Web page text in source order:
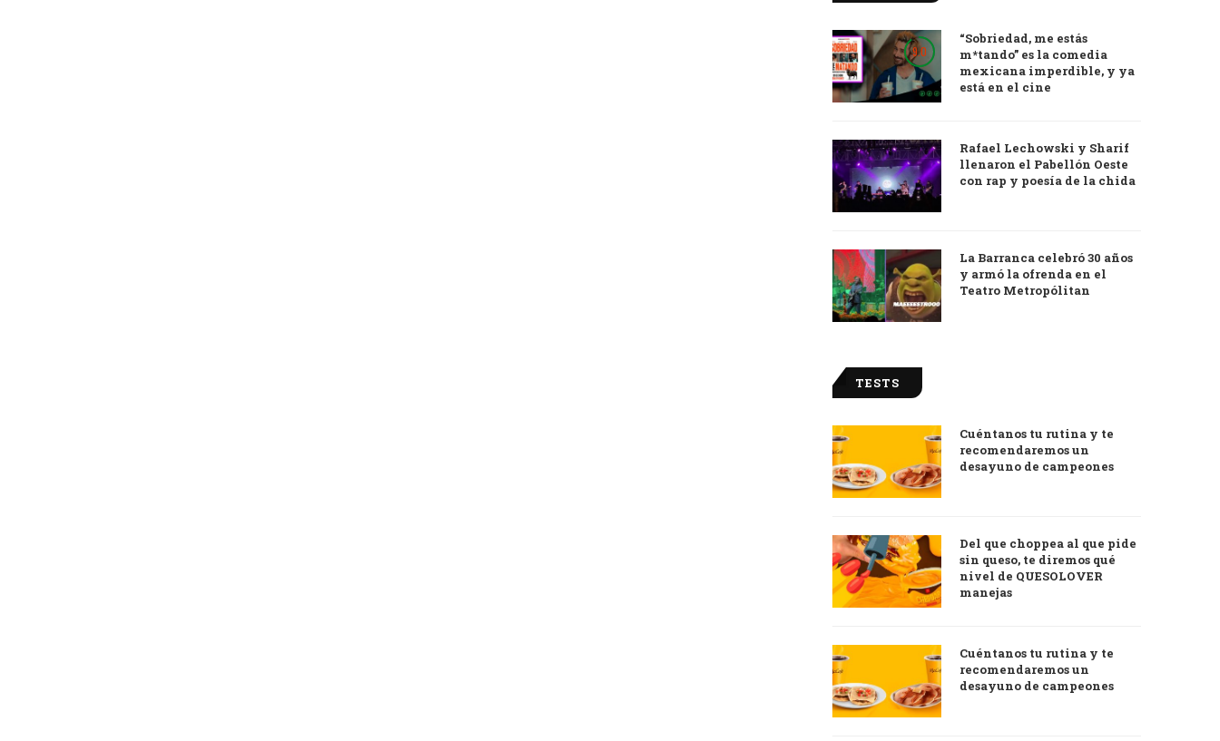
9.0
“Sobriedad, me estás
m*tando” es la comedia
mexicana imperdible, y ya
está en el cine
Rafael Lechowski y Sharif
llenaron el Pabellón Oeste
con rap y poesía de la chida
La Barranca celebró 30 años
y armó la ofrenda en el
Teatro Metropólitan
TESTS
Cuéntanos tu rutina y te
recomendaremos un
desayuno de campeones
Del que choppea al que pide
sin queso, te diremos qué
nivel de QUESOLOVER
manejas
Cuéntanos tu rutina y te
recomendaremos un
desayuno de campeones